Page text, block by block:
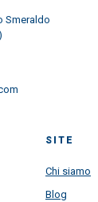
Smeraldo
SITE
Chi siamo
Blog